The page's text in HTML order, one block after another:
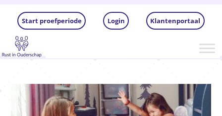
Klantenportaal
Login
Start proefperiode